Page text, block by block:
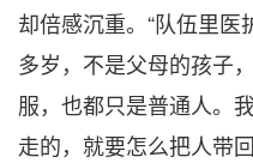
却倍感沉重。“队伍里
多岁，不是父母的孩子
服，也都只是普通人。
走的，就要怎么把人带回